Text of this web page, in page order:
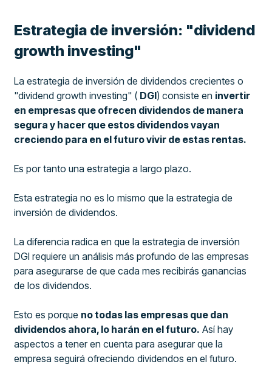
Estrategia de inversión: "dividend
growth investing"
La estrategia de inversión de dividendos crecientes o
"dividend growth investing" ( DGI) consiste en invertir
en empresas que ofrecen dividendos de manera
segura y hacer que estos dividendos vayan
creciendo para en el futuro vivir de estas rentas.
Es por tanto una estrategia a largo plazo.
Esta estrategia no es lo mismo que la estrategia de
inversión de dividendos.
La diferencia radica en que la estrategia de inversión
DGI requiere un análisis más profundo de las empresas
para asegurarse de que cada mes recibirás ganancias
de los dividendos.
Esto es porque no todas las empresas que dan
dividendos ahora, lo harán en el futuro. Así hay
aspectos a tener en cuenta para asegurar que la
empresa seguirá ofreciendo dividendos en el futuro.